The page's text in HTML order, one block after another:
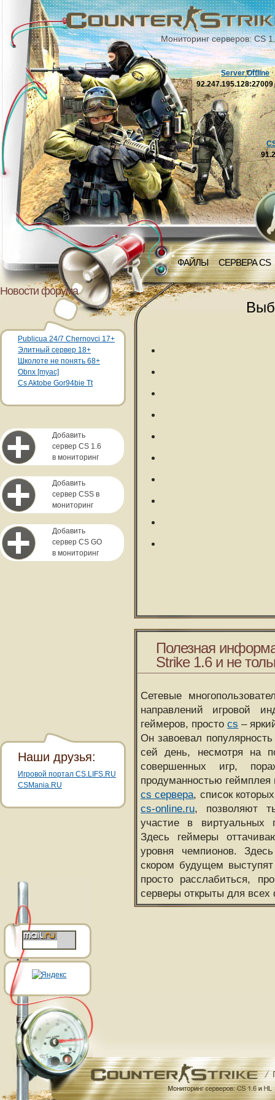
Мониторинг серверов: CS
ФАЙЛЫ СЕРВЕРА CS
Server Offline
92.247.195.128:27009
Новости форума
Publicua 24/7 Chernovci 17+
Элитный сервер 18+
Школоте не понять 68+
Obnx [myac]
Cs Aktobe Gor94bie Tt
Добавить
сервер CS 1.6
в мониторинг
Добавить
сервер CSS в
мониторинг
Добавить
сервер CS GO
в мониторинг
Полезная
Strike 1.6 и не
Сетевые
направлений игровой
геймеров, простоcs –
Он завоевал
сей день, несмотря на
совершенных игр,
продуманностью
cs сервера, список
cs-online.ru, позволяют
участие в виртуальных
Здесь геймеры
уровня чемпионов.
скором будущем
просто расслабиться,
серверы открыты для всех
Наши друзья:
Игровой портал CS.LIFS.RU
CSMania.RU